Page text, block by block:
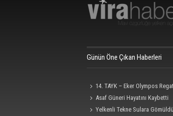
Günün Öne Çıkan Haberleri
14. TAYK – Eker Olympos
Asaf Güneri Hayatını Kaybetti
Yelkenli Tekne Sulara Gömüldü